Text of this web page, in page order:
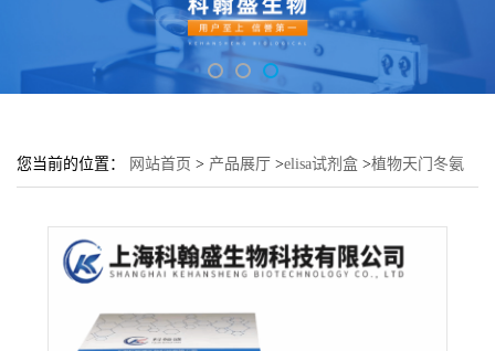
您当前的位置： 网站首页 > 产品展厅 >elisa试剂盒 >植物天门冬氨